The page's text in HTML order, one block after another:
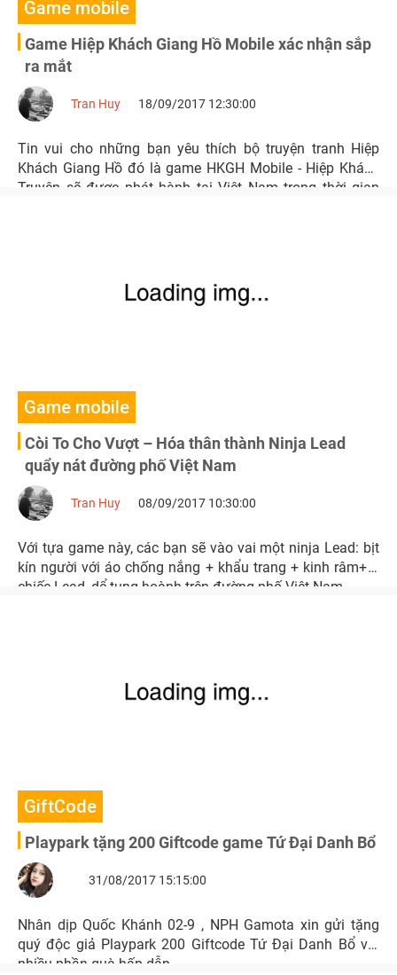
Game mobile
Game Hiệp Khách Giang Hồ Mobile xác nhận sắp
ra mắt
Tran Huy 18/09/2017 12:30:00
Tin vui cho những bạn yêu thích bộ truyện tranh Hiệp
Khách Giang Hồ đó là game HKGH Mobile - Hiệp Khách
Truyện sẽ được phát hành tại Việt Nam trong thời gian
Game mobile
Còi To Cho Vượt – Hóa thân thành Ninja Lead
quẩy nát đường phố Việt Nam
Tran Huy 08/09/2017 10:30:00
Với tựa game này, các bạn sẽ vào vai một ninja Lead: bịt
kín người với áo chống nắng + khẩu trang + kinh râm+ 1
chiếc Lead, dể tung hoành trên đường phố Việt Nam.
GiftCode
Playpark tặng 200 Giftcode game Tứ Đại Danh Bổ
31/08/2017 15:15:00
Nhân dịp Quốc Khánh 02-9 , NPH Gamota xin gửi tặng
quý độc giả Playpark 200 Giftcode Tứ Đại Danh Bổ với
nhiều phần quà hấp dẫn.